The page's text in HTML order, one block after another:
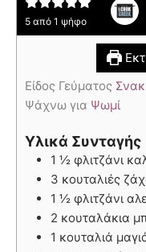
5 από 1 ψήφο
Είδος Γεύματος Σνακ
Ψάχνω για Ψωμί
Υλικά Συνταγής
1 ½ φλιτζάνι
3 κουταλιές
1 ½ φλιτζάνι
2 κουταλάκια
1 κουταλιά